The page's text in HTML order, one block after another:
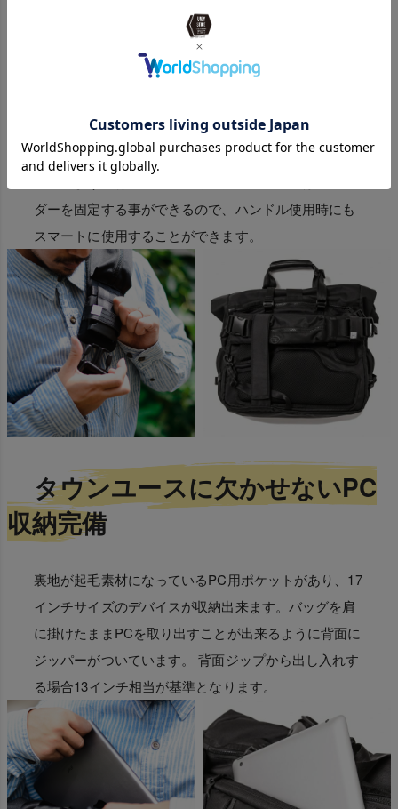
2Wayを使いやすくする便利
AS2OVらしい大きくて使いやすく、それでいてデザイ
ンのアクセントになるタフなバックル。そして右下の
ダーを固定する事ができるので、ハンドル使用時にも
スマートに使用することができます。
タウンユースに欠かせないPC
収納完備
裏地が起毛素材になっているPC用ポケットがあり、17
インチサイズのデバイスが収納出来ます。バッグを肩
に掛けたままPCを取り出すことが出来るように背面に
ジッパーがついています。 背面ジップから出し入れす
る場合13インチ相当が基準となります。